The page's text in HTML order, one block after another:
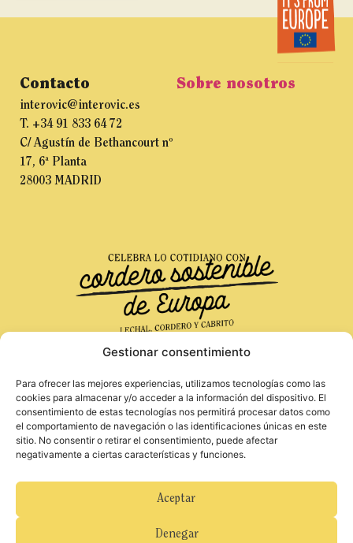
Gestionar consentimiento
Para ofrecer las mejores experiencias, utilizamos tecnologías como las
cookies para almacenar y/o acceder a la información del dispositivo. El
consentimiento de estas tecnologías nos permitirá procesar datos como
el comportamiento de navegación o las identificaciones únicas en este
sitio. No consentir o retirar el consentimiento, puede afectar
negativamente a ciertas características y funciones.
Aceptar
Denegar
Contacto
interovic@interovic.es
T. +34 91 833 64 72
C/ Agustín de Bethancourt nº
17, 6ª Planta
28003 MADRID
Sobre nosotros
Financiado por la Unión Europea. Las opiniones
y puntos de vista expresados solo comprometen a
su(s) autor(es) y no reflejan necesariamente los
de la Unión Europea o de la Agencia Ejecutiva
Europea de Investigación (REA). Ni la Unión
considerados responsables de ellos.
Para obtener más información sobre hábitos
Aviso Legal
Política de Privacidad
Política de Cookies